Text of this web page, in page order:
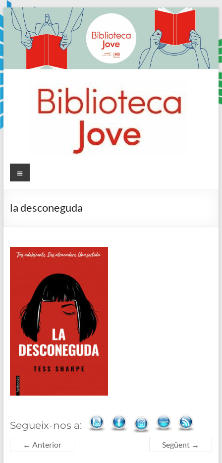
Skip
content
Sala
Biblioteca
Menú
la desconeguda
Segueix-nos a:
← Anterior Següent →